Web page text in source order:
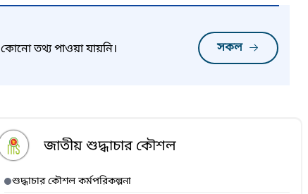
সকল
কোনো তথ্য পাওয়া যায়নি।
জাতীয় শুদ্ধাচার কৌশল
শুদ্ধাচার কৌশল কর্মপরিকল্পনা